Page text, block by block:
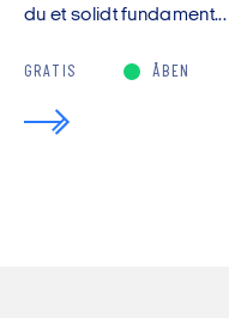
du et solidt fundament...
GRATIS ÅBEN